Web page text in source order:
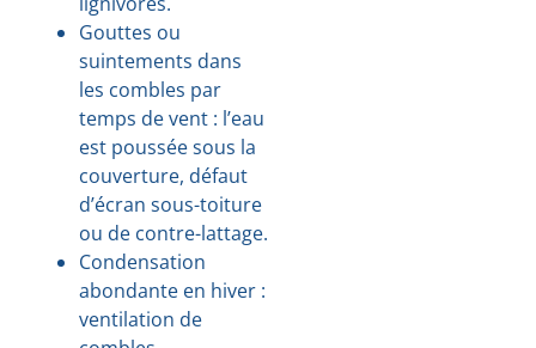
Gouttes ou
suintements dans
les combles par
temps de vent : l’eau
est poussée sous la
couverture, défaut
d’écran sous-toiture
ou de contre-lattage.
Condensation
abondante en hiver :
ventilation de